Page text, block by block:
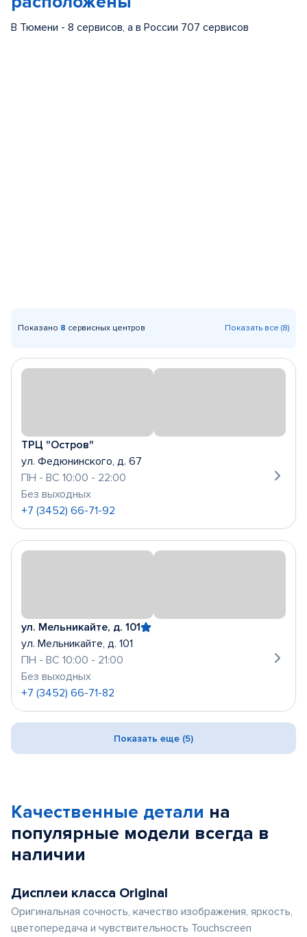
В Тюмени - 8 сервисов, а в России 707 сервисов
Показано 8 сервисных центров Показать все (8)
ТРЦ "Остров"
ул. Федюнинского, д. 67
ПН - ВС 10:00 - 22:00
Без выходных
+7 (3452) 66-71-92
ул. Мельникайте, д. 101
ул. Мельникайте, д. 101
ПН - ВС 10:00 - 21:00
Без выходных
+7 (3452) 66-71-82
Показать еще (5)
Качественные детали на
популярные модели всегда в
наличии
Дисплеи класса Original
Оригинальная сочность, качество изображения, яркость,
цветопередача и чувствительность Touchscreen